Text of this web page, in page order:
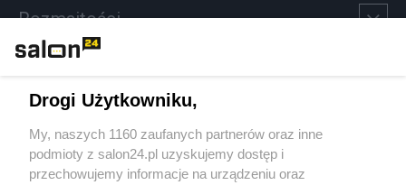
Rozmaitości
Sport
Społeczeństwo
Drogi Użytkowniku,
My, naszych 1160 zaufanych partnerów oraz inne
podmioty z salon24.pl uzyskujemy dostęp i
przechowujemy informacje na urządzeniu oraz